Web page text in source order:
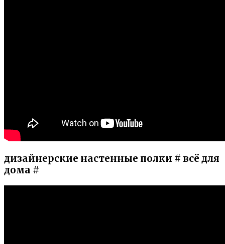
дизайнерские настенные полки # всё для
дома #